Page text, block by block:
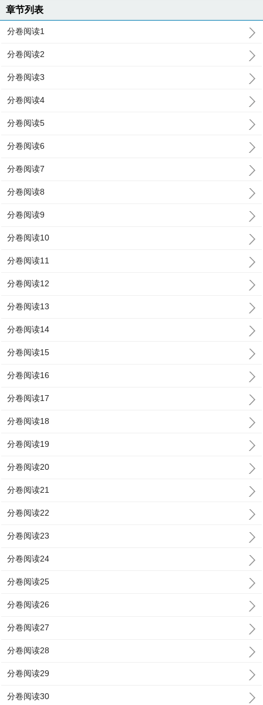
章节列表
分卷阅读1
分卷阅读2
分卷阅读3
分卷阅读4
分卷阅读5
分卷阅读6
分卷阅读7
分卷阅读8
分卷阅读9
分卷阅读10
分卷阅读11
分卷阅读12
分卷阅读13
分卷阅读14
分卷阅读15
分卷阅读16
分卷阅读17
分卷阅读18
分卷阅读19
分卷阅读20
分卷阅读21
分卷阅读22
分卷阅读23
分卷阅读24
分卷阅读25
分卷阅读26
分卷阅读27
分卷阅读28
分卷阅读29
分卷阅读30